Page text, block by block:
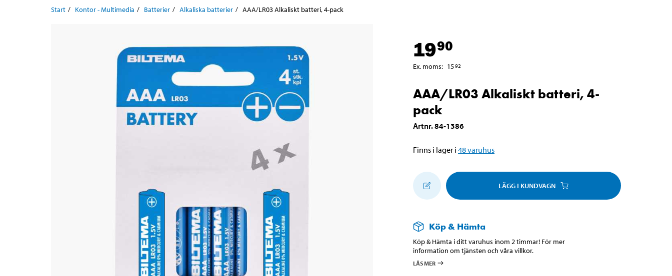
Start Kontor - Multimedia Batterier Alkaliska batterier AAA/LR03 Alkaliskt batteri, 4-pack
1990
Ex. moms: 1592
AAA/LR03 Alkaliskt batteri, 4-
pack
Artnr.84-1386
Finns i lager i 48varuhus
LÄGG I KUNDVAGN
Köp & Hämta
Köp & Hämta i ditt varuhus inom 2 timmar! För mer
information om tjänsten och våra villkor.
LÄS MER